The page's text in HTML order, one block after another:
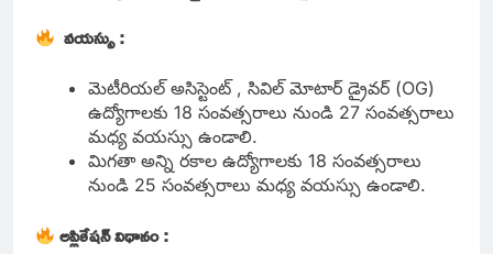
వయస్సు :
మెటీరియల్ అసిస్టెంట్ , సివిల్ మోటార్ డ్రైవర్ (OG)
ఉద్యోగాలకు 18 సంవత్సరాలు నుండి 27 సంవత్సరాలు
మధ్య వయస్సు ఉండాలి.
మిగతా అన్ని రకాల ఉద్యోగాలకు 18 సంవత్సరాలు
నుండి 25 సంవత్సరాలు మధ్య వయస్సు ఉండాలి.
అప్లికేషన్ విధానం :